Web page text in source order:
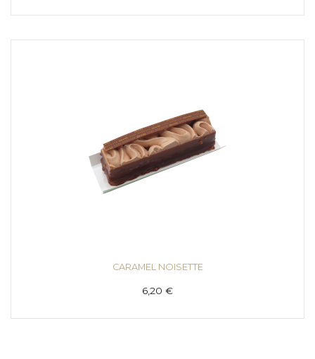
CARAMEL NOISETTE
6,20 €